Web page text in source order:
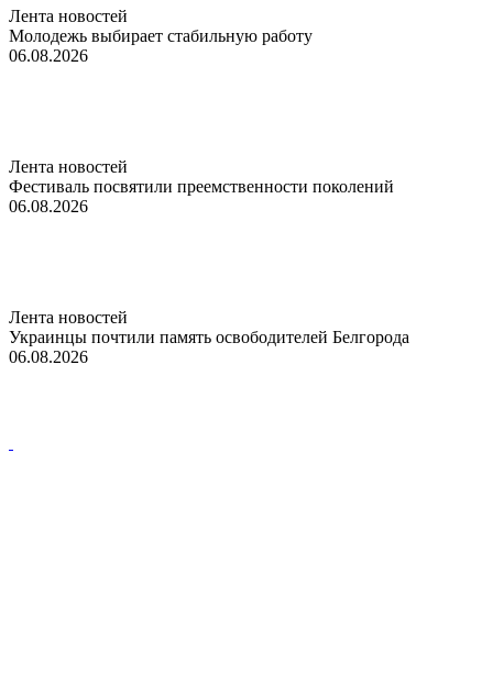
Лента новостей
Молодежь выбирает стабильную работу
06.08.2026
Лента новостей
Фестиваль посвятили преемственности поколений
06.08.2026
Лента новостей
Украинцы почтили память освободителей Белгорода
06.08.2026